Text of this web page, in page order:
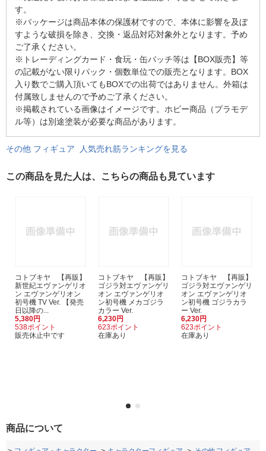
す。
※パッケージは商品本体の保護材ですので、本体に影響を及ぼ
すような破損を除き、交換・返品対応対象外となります。予め
ご了承ください。
※トレーディングカード・食玩・缶バッチ等は【BOX販売】等
の記載がない限りパック・個数単位での販売となります。BOX
入り数でご購入頂いてもBOXでの出荷ではありません。外箱は
付属致しませんので予めご了承ください。
※掲載されている画像はイメージです。ホビー商品（プラモデ
ル等）は別途塗装が必要な商品があります。
その他 フィギュア 人気売れ筋ランキングを見る
この商品を見た人は、こちらの商品も見ています
コトブキヤ 【再販】
新世紀エヴァンゲリオ
ン エヴァンゲリオン
初号機 TV Ver. 【発売
日以降の...
5,380円
538ポイント
販売休止中です
コトブキヤ 【再販】
ゴジラ対エヴァンゲリ
オン エヴァンゲリオ
ン初号機 メカゴジラ
カラー Ver.
6,230円
623ポイント
在庫あり
コトブキヤ 【再販】
ゴジラ対エヴァンゲリ
オン エヴァンゲリオ
ン初号機 ゴジラカラ
ー Ver.
6,230円
623ポイント
在庫あり
商品について